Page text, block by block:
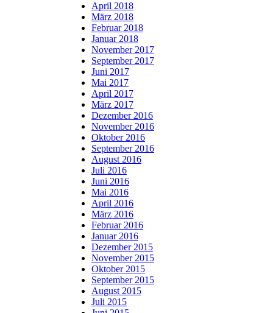
April 2018
März 2018
Februar 2018
Januar 2018
November 2017
September 2017
Juni 2017
Mai 2017
April 2017
März 2017
Dezember 2016
November 2016
Oktober 2016
September 2016
August 2016
Juli 2016
Juni 2016
Mai 2016
April 2016
März 2016
Februar 2016
Januar 2016
Dezember 2015
November 2015
Oktober 2015
September 2015
August 2015
Juli 2015